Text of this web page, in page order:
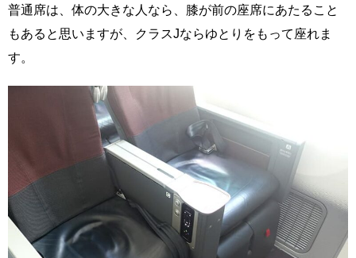
普通席は、体の大きな人なら、膝が前の座席にあたること
もあると思いますが、クラスJならゆとりをもって座れま
す。